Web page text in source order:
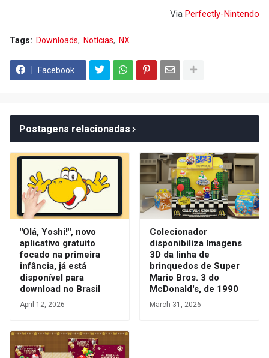
Via Perfectly-Nintendo
Tags: Downloads Notícias NX
Facebook
Postagens relacionadas
"Olá, Yoshi!", novo
aplicativo gratuito
focado na primeira
infância, já está
disponível para
download no Brasil
April 12, 2026
Colecionador
disponibiliza Imagens
3D da linha de
brinquedos de Super
Mario Bros. 3 do
McDonald's, de 1990
March 31, 2026